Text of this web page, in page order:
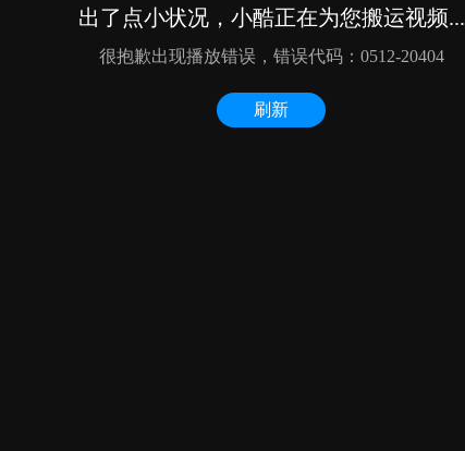
出了点小状况，小酷正在为您搬运视频...
很抱歉出现播放错误，错误代码：0512-20404
刷新